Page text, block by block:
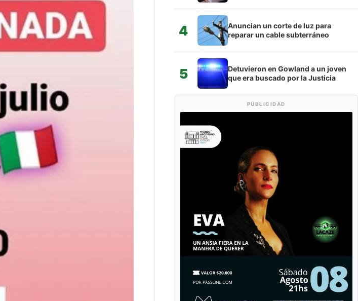
4
Anuncian un corte de luz para
reparar un cable subterráneo
5
Detuvieron en Gowland a un joven
que era buscado por la Justicia
PUBLICIDAD